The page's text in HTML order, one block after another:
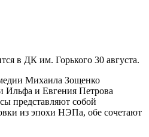
в ДК им. Горького 30 августа.
Михаила Зощенко
Ильфа и Евгения Петрова
представляют собой
из эпохи НЭПа, обе сочетают